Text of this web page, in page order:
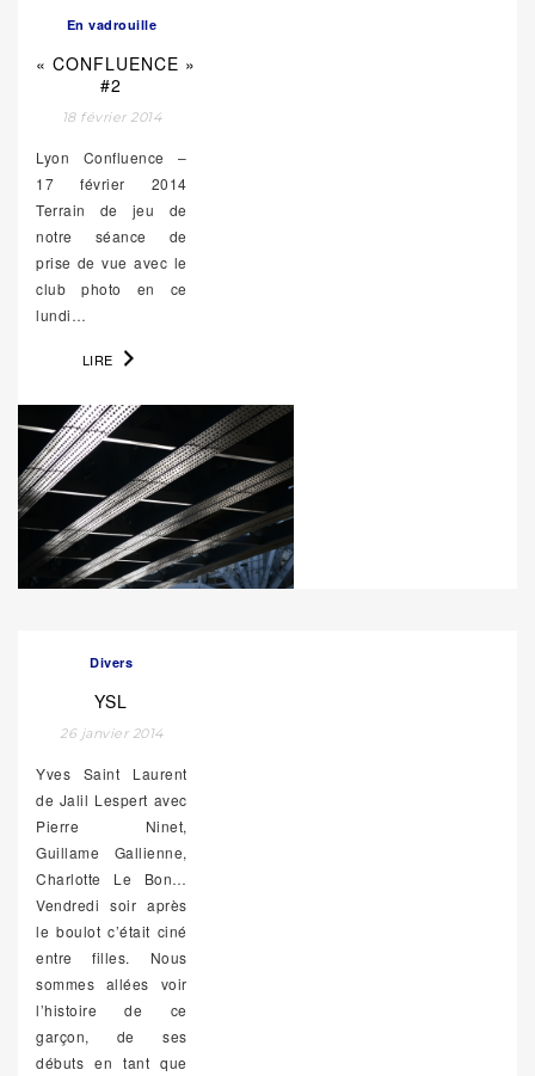
En vadrouille
« CONFLUENCE »
#2
18 février 2014
Lyon Confluence –
17 février 2014
Terrain de jeu de
notre séance de
prise de vue avec le
club photo en ce
lundi…
LIRE
Divers
YSL
26 janvier 2014
Yves Saint Laurent
de Jalil Lespert avec
Pierre Ninet,
Guillame Gallienne,
Charlotte Le Bon…
Vendredi soir après
le boulot c’était ciné
entre filles. Nous
sommes allées voir
l’histoire de ce
garçon, de ses
débuts en tant que